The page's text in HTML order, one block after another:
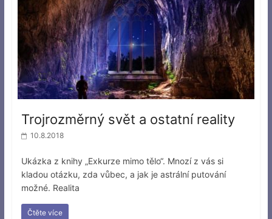
Trojrozměrný svět a ostatní reality
10.8.2018
Ukázka z knihy „Exkurze mimo tělo“. Mnozí z vás si
kladou otázku, zda vůbec, a jak je astrální putování
možné. Realita
Čtěte více